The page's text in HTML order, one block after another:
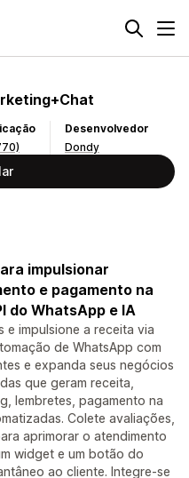
Desenvolvedor
Dondy
impulsionar
e pagamento na
do WhatsApp e IA
e impulsione a receita via
de WhatsApp com
e expanda seus negócios
que geram receita,
lembretes, pagamento na
Colete avaliações,
aprimorar o atendimento
widget e um botão do
ao cliente. Integre-se